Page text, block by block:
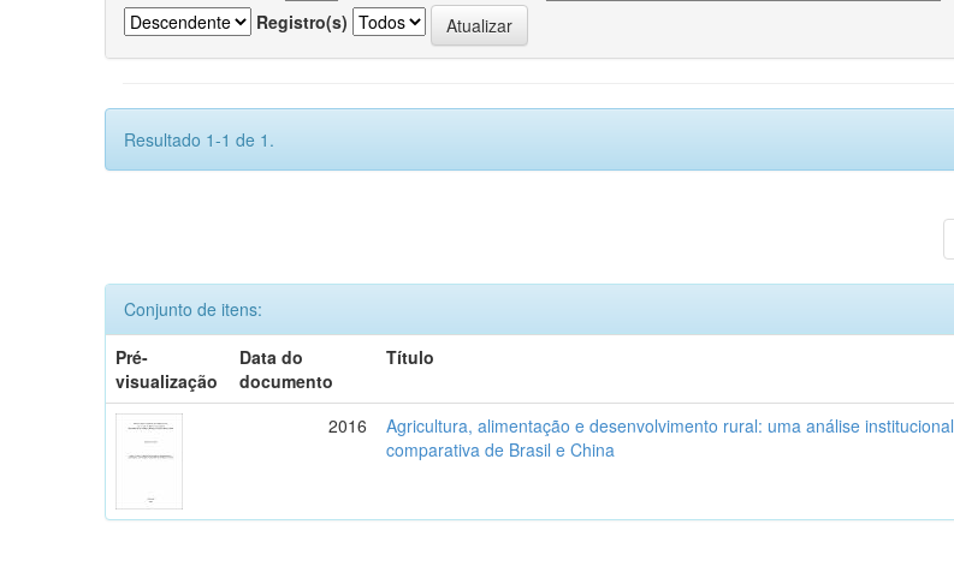
Registro(s)
Resultado 1-1 de 1.
Conjunto de itens:
Pré-
visualização
Data do
documento
Título
2016
Agricultura, alimentação e desenvolvimento rural: uma análise institucional
comparativa de Brasil e China